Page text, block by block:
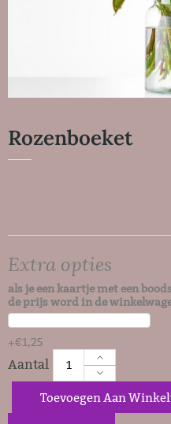
Rozenboeket
Extra opties
als je een kaartje met een
de prijs word in de
+€1,25
Toevoegen Aan